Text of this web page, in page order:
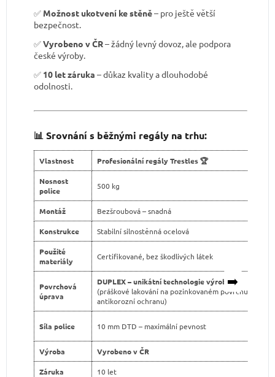
✅ Možnost ukotvení ke stěně– pro ještě větší
bezpečnost.
✅Vyrobeno v ČR– žádný levný dovoz, ale podpora
české výroby.
✅ 10 let záruka – důkaz kvality a dlouhodobé
odolnosti.
📊 Srovnání s běžnými regály na trhu:
➡️
Vlastnost Profesionální regály Trestles 🏆
Nosnost
police
500 kg
Montáž Bezšroubová – snadná
Konstrukce Stabilní silnostěnná ocelová
Použité
materiály
Certifikované, bez škodlivých látek
Povrchová
úprava
DUPLEX – unikátní technologie výroby
(práškové lakování na pozinkovaném povrchu pro
antikorozní ochranu)
Síla police 10 mm DTD – maximální pevnost
Výroba Vyrobeno v ČR
Záruka 10 let